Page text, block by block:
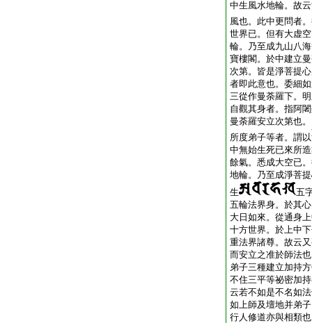
中生風水地輪。故
風也。此中更問者
世界已。但有大虚
輪。乃至成九山八
寶樓閣。於中建立
次第。皆是淨菩提
者即此意也。委細
三從作曼荼羅下。
自觀其身者。指阿
曼荼羅安立次第也
所度弟子等者。謂以
中無始生死已來所
餘氣。悉成大空已
地輪。乃至成淨菩
生
五
五輪法界身。於其
大日如來。從通身
十方世界。於上中
重法界諸尊。故云
而安立之准於師法
弟子三種建立加持
不住三平等祕密加
云若不如是不名如
如上師及壇地并弟
行人修道亦與相類